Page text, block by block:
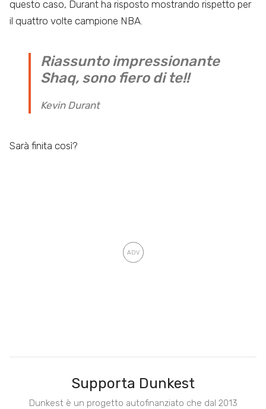
questo caso, Durant ha risposto mostrando rispetto per
il quattro volte campione NBA.
Riassunto impressionante
Shaq, sono fiero di te!!
Kevin Durant
Sarà finita così?
Supporta Dunkest
Dunkest è un progetto autofinanziato che dal 2013